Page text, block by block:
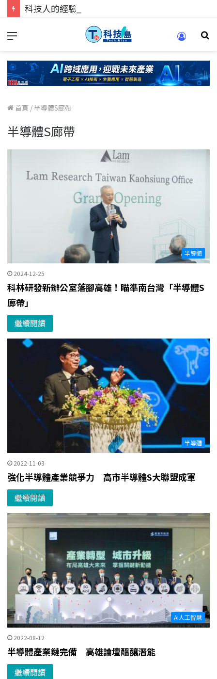
首頁 /半導體S廊帶
半導體S廊帶
半導體
2024-12-25
科林研發新辦公室落腳高雄！瞄準南台灣「半導體S
廊帶」
繼續閱讀
半導體
2022-11-03
強化半導體產業競爭力 高市半導體S大聯盟成軍
繼續閱讀
AI人工智慧
2022-08-12
半導體產業鏈完備 高雄論壇醞釀潛能
繼續閱讀